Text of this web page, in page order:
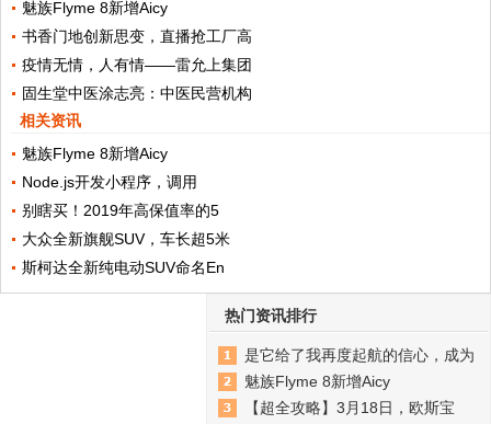
魅族Flyme 8新增Aicy
书香门地创新思变，直播抢工厂高
疫情无情，人有情——雷允上集团
固生堂中医涂志亮：中医民营机构
相关资讯
魅族Flyme 8新增Aicy
Node.js开发小程序，调用
别瞎买！2019年高保值率的5
大众全新旗舰SUV，车长超5米
斯柯达全新纯电动SUV命名En
热门资讯排行
是它给了我再度起航的信心，成为
魅族Flyme 8新增Aicy
【超全攻略】3月18日，欧斯宝